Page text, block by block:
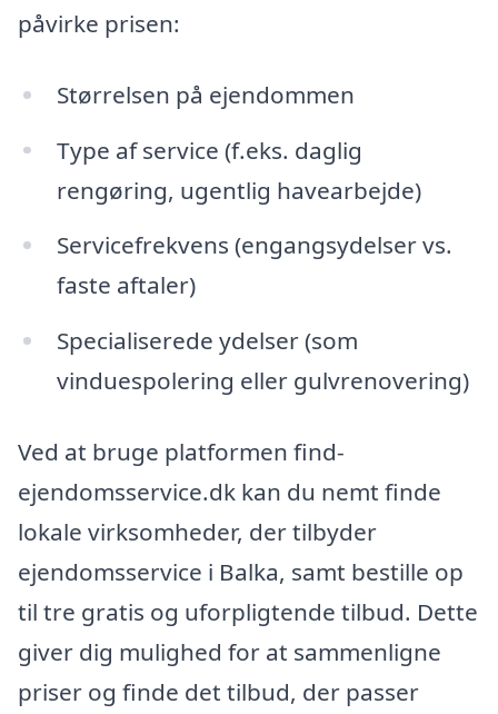
påvirke prisen:
Størrelsen på ejendommen
Type af service (f.eks. daglig
rengøring, ugentlig havearbejde)
Servicefrekvens (engangsydelser vs.
faste aftaler)
Specialiserede ydelser (som
vinduespolering eller gulvrenovering)
Ved at bruge platformen find-
ejendomsservice.dk kan du nemt finde
lokale virksomheder, der tilbyder
ejendomsservice i Balka, samt bestille op
til tre gratis og uforpligtende tilbud. Dette
giver dig mulighed for at sammenligne
priser og finde det tilbud, der passer